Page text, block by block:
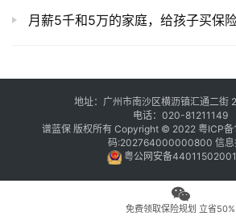
月薪5千和5万的家庭，给孩子买保险根
地址：广州市南沙区横沥镇汇通二街
电话：020-81211149
谱蓝保 版权所有 Copyright © 2022 粤ICP
码:202764000000800 信
粤公网安备
免费领取保险规划 立省50%